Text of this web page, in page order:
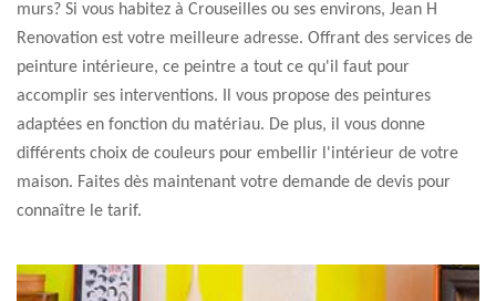
murs? Si vous habitez à Crouseilles ou ses environs, Jean H
Renovation est votre meilleure adresse. Offrant des services de
peinture intérieure, ce peintre a tout ce qu'il faut pour
accomplir ses interventions. Il vous propose des peintures
adaptées en fonction du matériau. De plus, il vous donne
différents choix de couleurs pour embellir l'intérieur de votre
maison. Faites dès maintenant votre demande de devis pour
connaître le tarif.